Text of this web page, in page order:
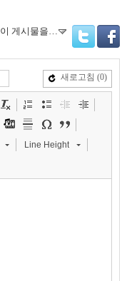
이 게시물을…
Twitter
새로고침 (0)
Line Height